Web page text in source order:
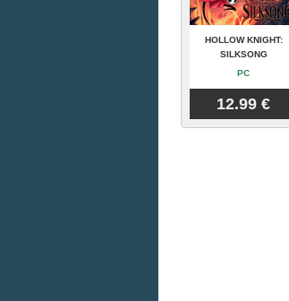
HOLLOW KNIGHT:
SILKSONG
PC
12.99 €